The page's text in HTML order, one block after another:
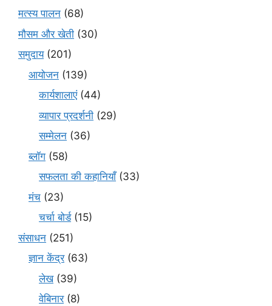
मत्स्य पालन (68)
मौसम और खेती (30)
समुदाय(201)
आयोजन (139)
कार्यशालाएं(44)
व्यापार प्रदर्शनी (29)
सम्मेलन (36)
ब्लॉग (58)
सफलता की कहानियाँ(33)
मंच (23)
चर्चा बोर्ड(15)
संसाधन (251)
ज्ञान केंद्र(63)
लेख(39)
वेबिनार(8)